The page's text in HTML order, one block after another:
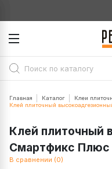
Главная Каталог
Клеи
Клей плиточный
Клей плиточный
Смартфикс Плюс
В сравнении (0)